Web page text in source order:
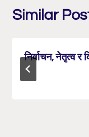
Similar
निर्वाचन, नेतृत्व र